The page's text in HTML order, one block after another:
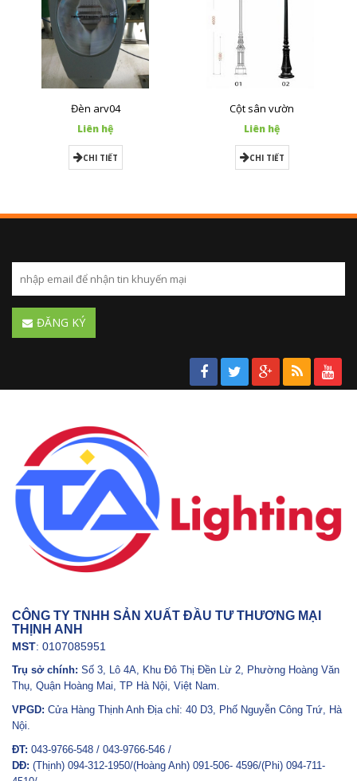
Đèn arv04
Liên hệ
CHI TIẾT
Cột sân vườn
Liên hệ
CHI TIẾT
ĐĂNG KÝ
CÔNG TY TNHH SẢN XUẤT ĐẦU TƯ THƯƠNG MẠI
THỊNH ANH
MST: 0107085951
Trụ sở chính: Số 3, Lô 4A, Khu Đô Thị Đền Lừ 2, Phường Hoàng Văn
Thụ, Quận Hoàng Mai, TP Hà Nội, Việt Nam.
VPGD: Cửa Hàng Thịnh Anh Địa chỉ: 40 D3, Phố Nguyễn Công Trứ, Hà
Nội.
ĐT: 043-9766-548 / 043-9766-546 /
DĐ: (Thịnh) 094-312-1950/(Hoàng Anh) 091-506- 4596/(Phi) 094-711-